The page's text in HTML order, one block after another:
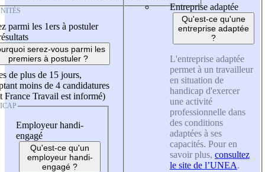
parmi les 1ers à postuler
serez-vous parmi les
premiers à postuler ?
de plus de 15 jours,
moins de 4 candidatures
France Travail est informé)
Employeur handi-
engagé
Qu'est-ce qu'un
employeur handi-
engagé ?
Entreprise adaptée
Qu'est-ce qu'une
entreprise adaptée
?
L'entreprise adaptée
permet à un travailleur
en situation de
handicap d'exercer
une activité
professionnelle dans
des conditions
adaptées à ses
capacités. Pour en
savoir plus, consultez
le site de l’UNEA.